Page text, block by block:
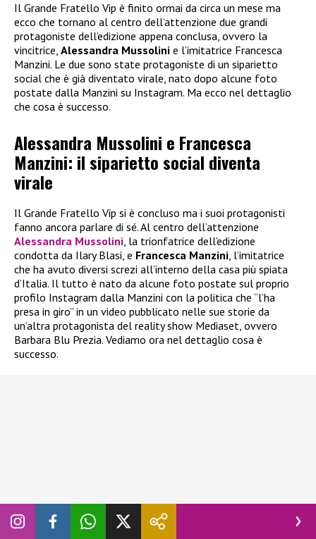
Il Grande Fratello Vip è finito ormai da circa un mese ma
ecco che tornano al centro dell’attenzione due grandi
protagoniste dell’edizione appena conclusa, ovvero la
vincitrice, Alessandra Mussolini e l’imitatrice Francesca
Manzini. Le due sono state protagoniste di un siparietto
social che è già diventato virale, nato dopo alcune foto
postate dalla Manzini su Instagram. Ma ecco nel dettaglio
che cosa è successo.
Alessandra Mussolini e Francesca
Manzini: il siparietto social diventa
virale
Il Grande Fratello Vip si è concluso ma i suoi protagonisti
fanno ancora parlare di sé. Al centro dell’attenzione
Alessandra Mussolini , la trionfatrice dell’edizione
condotta da Ilary Blasi, e Francesca Manzini , l’imitatrice
che ha avuto diversi screzi all’interno della casa più spiata
d’Italia. Il tutto è nato da alcune foto postate sul proprio
profilo Instagram dalla Manzini con la politica che “l’ha
presa in giro” in un video pubblicato nelle sue storie da
un’altra protagonista del reality show Mediaset, ovvero
Barbara Blu Prezia. Vediamo ora nel dettaglio cosa è
successo.